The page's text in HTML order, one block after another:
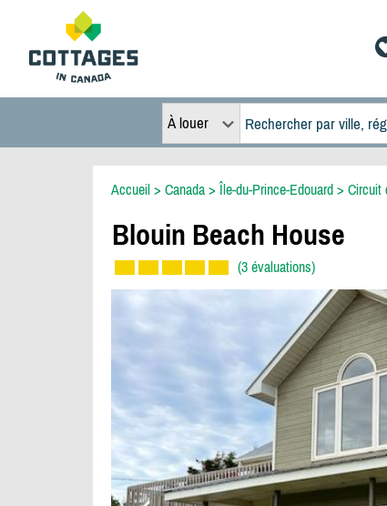
À louer
Accueil > Canada > Île-du-Prince-Edouard > Circuit
Blouin Beach House
(3 évaluations)